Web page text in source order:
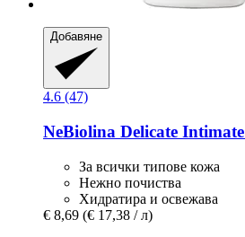
Добавяне
4.6 (47)
NeBiolina Delicate
За всички типове кожа
Нежно почиства
Хидратира и освежава
€ 8,69 (€ 17,38 / л)